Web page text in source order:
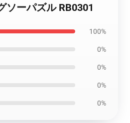
ソーパズル RB0301
100%
0%
0%
0%
0%